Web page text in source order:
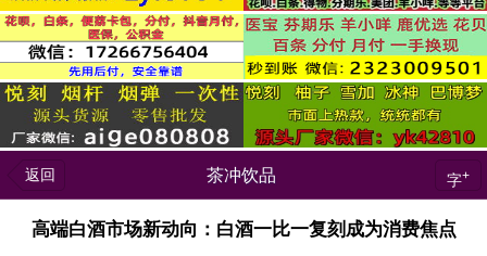
返回 茶冲饮品 字+
高端白酒市场新动向：白酒一比一复刻成为消费焦点